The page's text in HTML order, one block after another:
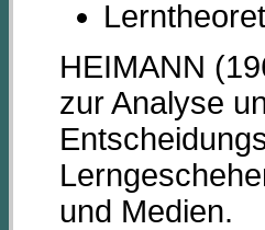
HEIMANN
zur Analyse
und Medien.